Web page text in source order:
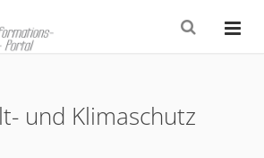
und Klimaschutz